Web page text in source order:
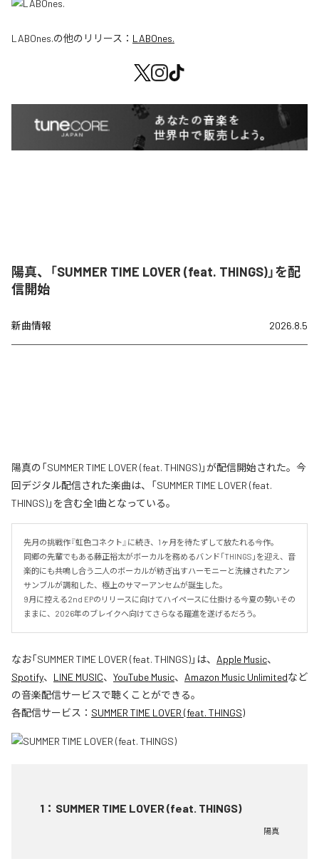
LABOnes.の他のリリース： LABOnes.
陽真、「SUMMER TIME LOVER (feat. THINGS)」を配
信開始
新曲情報 2026.8.5
陽真の「SUMMER TIME LOVER (feat. THINGS)」が配信開始された。今
回デジタル配信された楽曲は、「SUMMER TIME LOVER (feat.
THINGS)」を含む全1曲となっている。
先月の挑戦作『虹色コネクト』に続き、1ヶ月を待たずして放たれる今作。
同郷の先輩でもある藤正裕太がボーカルを務めるバンド「THINGS」を迎え、音
楽的にも共鳴し合う二人のボーカルが紡ぎ出すハーモニーと洗練されたアン
サンブルが調和した、極上のサマーアンセムが誕生した。
9月に控える2nd EPのリリースに向けてハイペースに仕掛ける今夏の勢いその
ままに、2026年のブレイクへ向けてさらなる躍進を遂げるだろう。
なお「SUMMER TIME LOVER (feat. THINGS)」は、 Apple Music、
Spotify、 LINE MUSIC、 YouTube Music、 Amazon Music Unlimitedなど
の音楽配信サービスで聴くことができる。
各配信サービス： SUMMER TIME LOVER (feat. THINGS)
1 ： SUMMER TIME LOVER (feat. THINGS)
陽真